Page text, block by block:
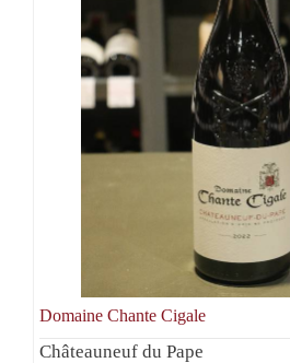
Domaine Chante Cigale
Châteauneuf du Pape